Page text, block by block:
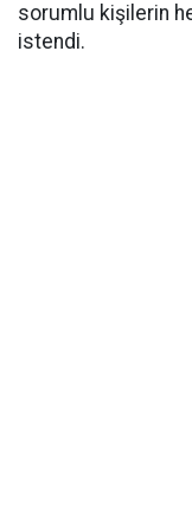
sorumlu kişilerin
istendi.